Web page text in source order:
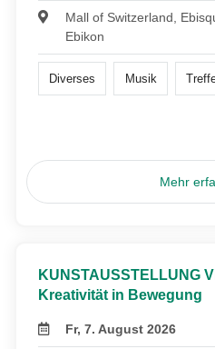
Mall of Switzerland,
Ebikon
Diverses Musik
Mehr
KUNSTAUSSTELLUNG
Kreativität in Bewegung
Fr, 7. August 2026